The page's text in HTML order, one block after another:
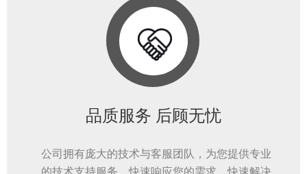
品质服务 后顾无忧
公司拥有庞大的技术与客服团队，为您提供专业
的技术支持服务，快速响应您的需求，快速解决